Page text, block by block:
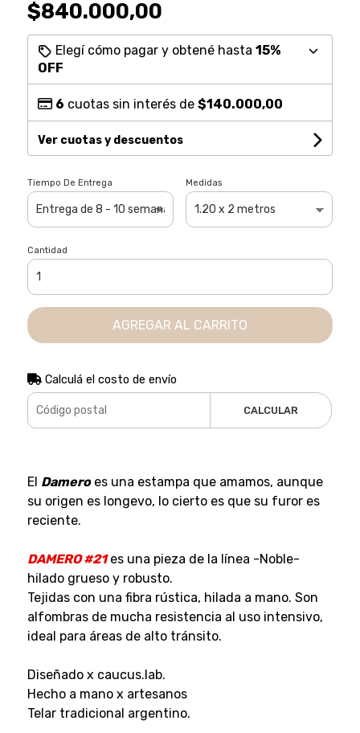
$840.000,00
Elegí cómo pagar y obtené hasta 15%
OFF
6 cuotas sin interés de $140.000,00
Ver cuotas y descuentos
Tiempo De Entrega Medidas
Cantidad
AGREGAR AL CARRITO
Calculá el costo de envío
CALCULAR
El Dameroes una estampa que amamos, aunque
su origen es longevo, lo cierto es que su furor es
reciente.
DAMERO #21es una pieza de la línea -Noble-
hilado grueso y robusto.
Tejidas con una fibra rústica, hilada a mano. Son
alfombras de mucha resistencia al uso intensivo,
ideal para áreas de alto tránsito.
Diseñado x caucus.lab.
Hecho a mano x artesanos
Telar tradicional argentino.